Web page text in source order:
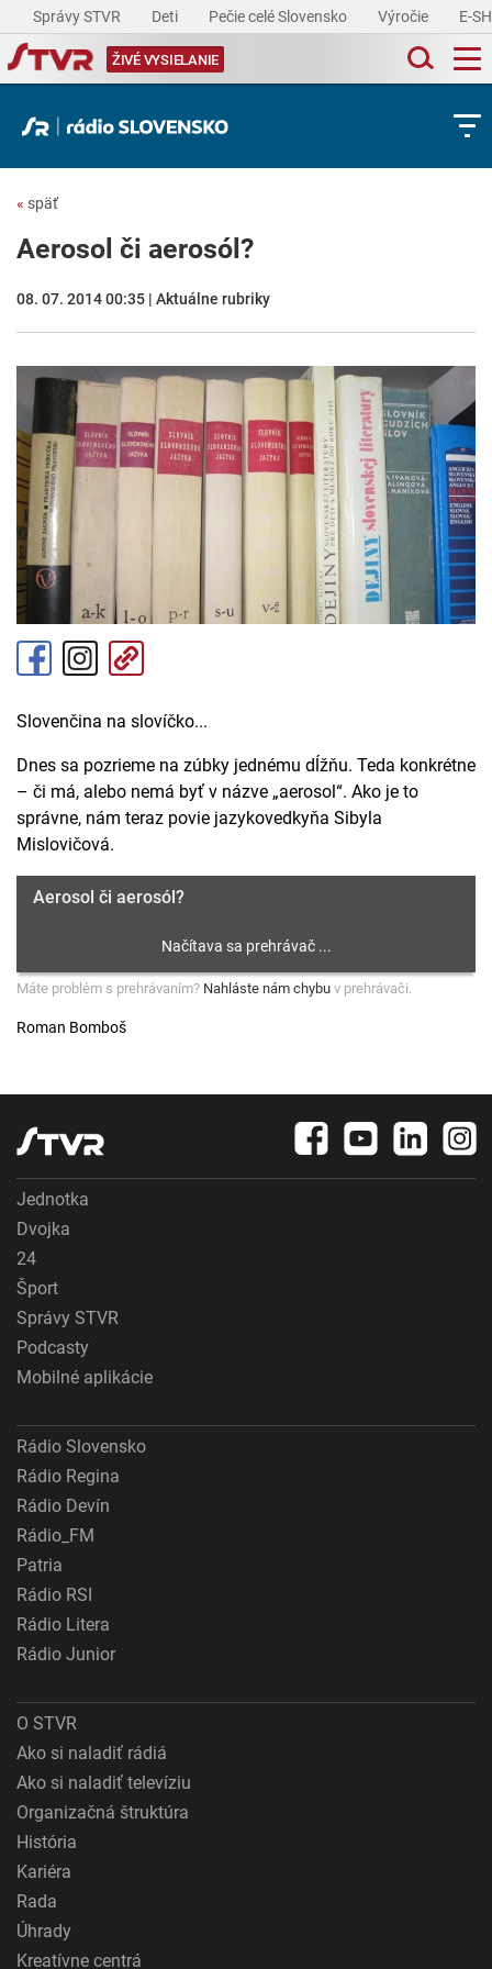
Správy STVR Deti Pečie celé Slovensko Výročie E-
ŽIVÉ VYSIELANIE
« späť
Aerosol či aerosól?
08. 07. 2014 00:35 | Aktuálne rubriky
Slovenčina na slovíčko...
Dnes sa pozrieme na zúbky jednému dĺžňu. Teda konkrétne
– či má, alebo nemá byť v názve „aerosol“. Ako je to
správne, nám teraz povie jazykovedkyňa Sibyla
Mislovičová.
Aerosol či aerosól?
Máte problém s prehrávaním? Nahláste nám chybu v prehrávači.
Roman Bomboš
Jednotka
Dvojka
24
Šport
Správy STVR
Podcasty
Mobilné aplikácie
Rádio Slovensko
Rádio Regina
Rádio Devín
Rádio_FM
Patria
Rádio RSI
Rádio Litera
Rádio Junior
O STVR
Ako si naladiť rádiá
Ako si naladiť televíziu
Organizačná štruktúra
História
Kariéra
Rada
Úhrady
Kreatívne centrá